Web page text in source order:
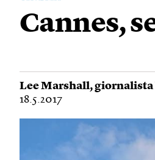
Cannes,
Lee Marshall,
18.5.2017